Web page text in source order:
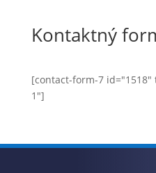
Kontaktný
[contact-form-7
1"]